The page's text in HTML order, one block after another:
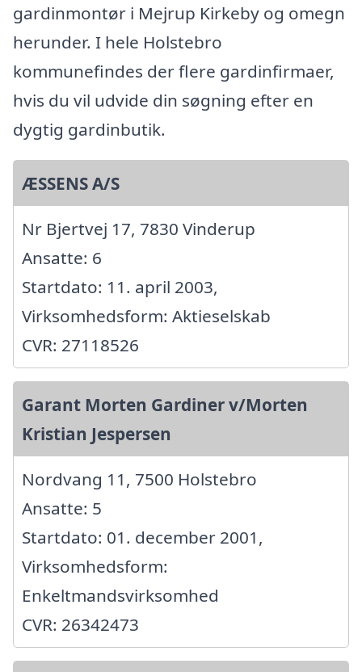
gardinmontør i Mejrup Kirkeby og omegn
herunder. I hele Holstebro
kommunefindes der flere gardinfirmaer,
hvis du vil udvide din søgning efter en
dygtig gardinbutik.
ÆSSENS A/S
Nr Bjertvej 17, 7830 Vinderup
Ansatte: 6
Startdato: 11. april 2003,
Virksomhedsform: Aktieselskab
CVR: 27118526
Garant Morten Gardiner v/Morten
Kristian Jespersen
Nordvang 11, 7500 Holstebro
Ansatte: 5
Startdato: 01. december 2001,
Virksomhedsform:
Enkeltmandsvirksomhed
CVR: 26342473